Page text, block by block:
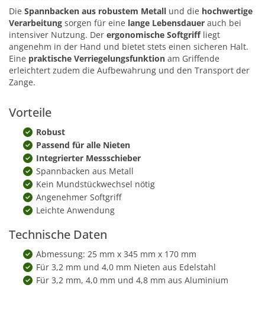
Die Spannbacken aus robustem Metall und die hochwertige
Verarbeitung sorgen für eine lange Lebensdauer auch bei
intensiver Nutzung. Der ergonomische Softgriff liegt
angenehm in der Hand und bietet stets einen sicheren Halt.
Eine praktische Verriegelungsfunktion am Griffende
erleichtert zudem die Aufbewahrung und den Transport der
Zange.
Vorteile
Robust
Passend für alle Nieten
Integrierter Messschieber
Spannbacken aus Metall
Kein Mundstückwechsel nötig
Angenehmer Softgriff
Leichte Anwendung
Technische Daten
Abmessung: 25 mm x 345 mm x 170 mm
Für 3,2 mm und 4,0 mm Nieten aus Edelstahl
Für 3,2 mm, 4,0 mm und 4,8 mm aus Aluminium